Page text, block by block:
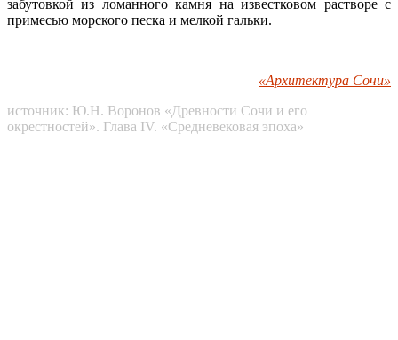
забутовкой из ломанного камня на известковом растворе с
примесью морского песка и мелкой гальки.
«Архитектура Сочи»
источник: Ю.Н. Воронов «Древности Сочи и его
окрестностей». Глава IV. «Средневековая эпоха»